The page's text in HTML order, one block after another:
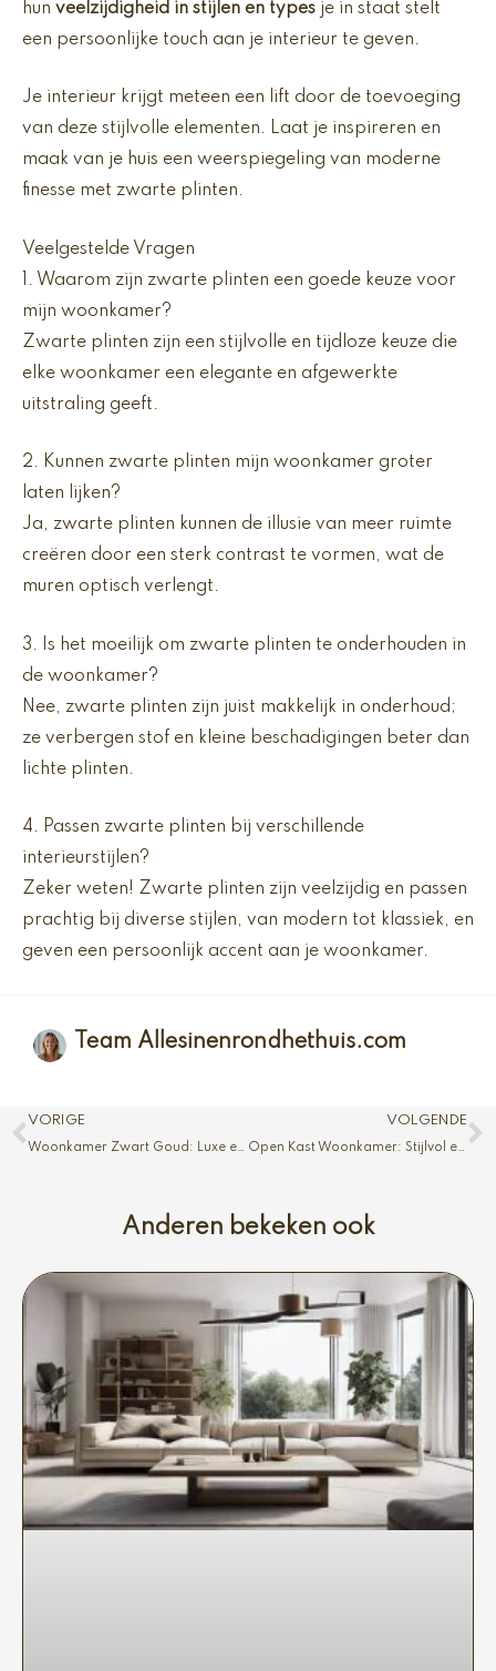
hun veelzijdigheid in stijlen en types je in staat stelt
een persoonlijke touch aan je interieur te geven.
Je interieur krijgt meteen een lift door de toevoeging
van deze stijlvolle elementen. Laat je inspireren en
maak van je huis een weerspiegeling van moderne
finesse met zwarte plinten.
Veelgestelde Vragen
1. Waarom zijn zwarte plinten een goede keuze voor
mijn woonkamer?
Zwarte plinten zijn een stijlvolle en tijdloze keuze die
elke woonkamer een elegante en afgewerkte
uitstraling geeft.
2. Kunnen zwarte plinten mijn woonkamer groter
laten lijken?
Ja, zwarte plinten kunnen de illusie van meer ruimte
creëren door een sterk contrast te vormen, wat de
muren optisch verlengt.
3. Is het moeilijk om zwarte plinten te onderhouden in
de woonkamer?
Nee, zwarte plinten zijn juist makkelijk in onderhoud;
ze verbergen stof en kleine beschadigingen beter dan
lichte plinten.
4. Passen zwarte plinten bij verschillende
interieurstijlen?
Zeker weten! Zwarte plinten zijn veelzijdig en passen
prachtig bij diverse stijlen, van modern tot klassiek, en
geven een persoonlijk accent aan je woonkamer.
Team Allesinenrondhethuis.com
Vorige
VORIGE
Woonkamer Zwart Goud: Luxe en Chic
VOLGENDE
Open Kast Woonkamer: Stijlvol en Functioneel
Anderen bekeken ook